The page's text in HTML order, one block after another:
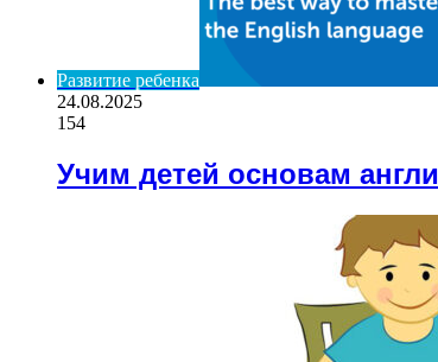
Развитие ребенка
24.08.2025
154
Учим детей основам